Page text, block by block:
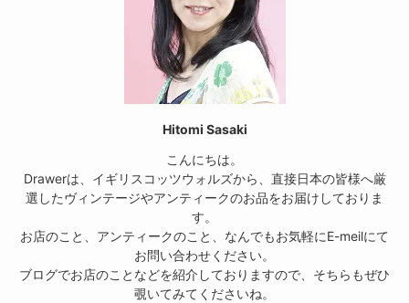
Hitomi Sasaki
こんにちは。
Drawerは、イギリスコッツウォルズから、直接日本の皆様へ厳
選したヴィンテージやアンティークのお品をお届けしておりま
す。
お店のこと、アンティークのこと、なんでもお気軽にE-meilにて
お問い合わせください。
ブログでお店のことなどを紹介しておりますので、そちらもぜひ
覗いてみてくださいね。